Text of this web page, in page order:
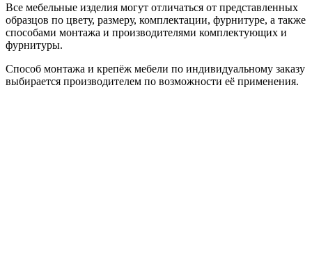
Все мебельные изделия могут отличаться от представленных
образцов по цвету, размеру, комплектации, фурнитуре, а также
способами монтажа и производителями комплектующих и
фурнитуры.
Способ монтажа и крепёж мебели по индивидуальному заказу
выбирается производителем по возможности её применения.